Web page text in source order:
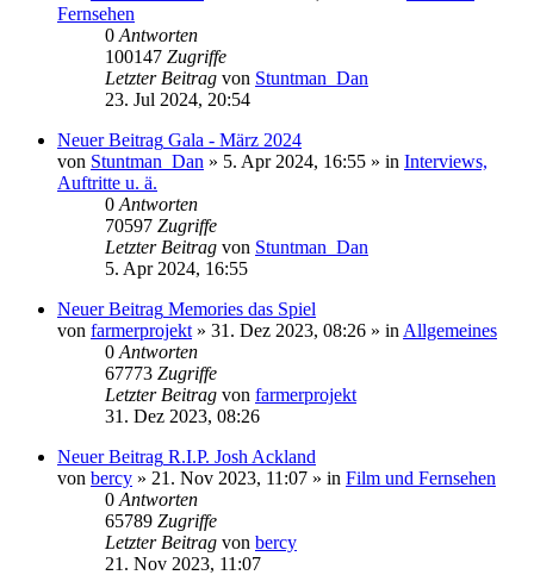
Fernsehen
0 Antworten
100147 Zugriffe
Letzter Beitrag von Stuntman_Dan
23. Jul 2024, 20:54
Neuer Beitrag Gala - März 2024
von Stuntman_Dan » 5. Apr 2024, 16:55 » in Interviews,
Auftritte u. ä.
0 Antworten
70597 Zugriffe
Letzter Beitrag von Stuntman_Dan
5. Apr 2024, 16:55
Neuer Beitrag Memories das Spiel
von farmerprojekt » 31. Dez 2023, 08:26 » in Allgemeines
0 Antworten
67773 Zugriffe
Letzter Beitrag von farmerprojekt
31. Dez 2023, 08:26
Neuer Beitrag R.I.P. Josh Ackland
von bercy » 21. Nov 2023, 11:07 » in Film und Fernsehen
0 Antworten
65789 Zugriffe
Letzter Beitrag von bercy
21. Nov 2023, 11:07